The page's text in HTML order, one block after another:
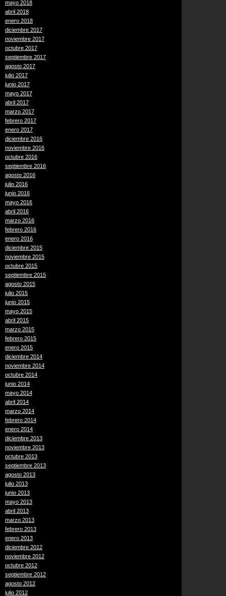
mayo 2018
abril 2018
enero 2018
diciembre 2017
noviembre 2017
octubre 2017
septiembre 2017
agosto 2017
julio 2017
junio 2017
mayo 2017
abril 2017
marzo 2017
febrero 2017
enero 2017
diciembre 2016
noviembre 2016
octubre 2016
septiembre 2016
agosto 2016
julio 2016
junio 2016
mayo 2016
abril 2016
marzo 2016
febrero 2016
enero 2016
diciembre 2015
noviembre 2015
octubre 2015
septiembre 2015
agosto 2015
julio 2015
junio 2015
mayo 2015
abril 2015
marzo 2015
febrero 2015
enero 2015
diciembre 2014
noviembre 2014
octubre 2014
junio 2014
mayo 2014
abril 2014
marzo 2014
febrero 2014
enero 2014
diciembre 2013
noviembre 2013
octubre 2013
septiembre 2013
agosto 2013
julio 2013
junio 2013
mayo 2013
abril 2013
marzo 2013
febrero 2013
enero 2013
diciembre 2012
noviembre 2012
octubre 2012
septiembre 2012
agosto 2012
julio 2012